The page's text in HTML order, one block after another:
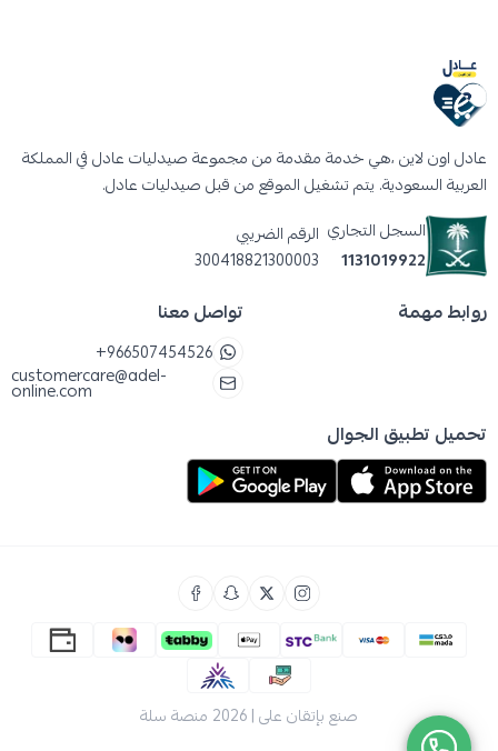
بشكل صحيح، فإن هناك فرصة بنسبة 3% فقط
للحمل.
عادل اون لاين ،هي خدمة مقدمة من مجموعة صيدليات عادل في المملكة
العربية السعودية. يتم تشغيل الموقع من قبل صيدليات عادل.
السجل التجاري
1131019922
الرقم الضريبي
300418821300003
روابط مهمة تواصل معنا
+966507454526
customercare@adel-
online.com
تحميل تطبيق الجوال
صنع بإتقان على | 2026 منصة سلة